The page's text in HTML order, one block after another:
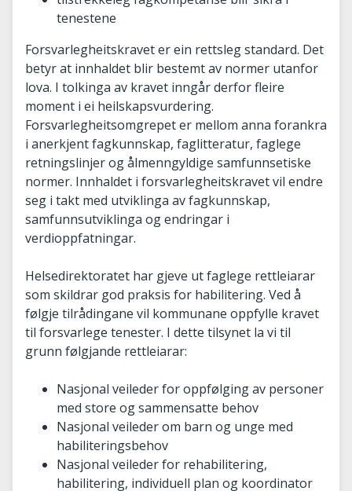
tenestene
Forsvarlegheitskravet er ein rettsleg standard. Det
betyr at innhaldet blir bestemt av normer utanfor
lova. I tolkinga av kravet inngår derfor fleire
moment i ei heilskapsvurdering.
Forsvarlegheitsomgrepet er mellom anna forankra
i anerkjent fagkunnskap, faglitteratur, faglege
retningslinjer og ålmenngyldige samfunnsetiske
normer. Innhaldet i forsvarlegheitskravet vil endre
seg i takt med utviklinga av fagkunnskap,
samfunnsutviklinga og endringar i
verdioppfatningar.
Helsedirektoratet har gjeve ut faglege rettleiarar
som skildrar god praksis for habilitering. Ved å
følgje tilrådingane vil kommunane oppfylle kravet
til forsvarlege tenester. I dette tilsynet la vi til
grunn følgjande rettleiarar:
Nasjonal veileder for oppfølging av personer
med store og sammensatte behov
Nasjonal veileder om barn og unge med
habiliteringsbehov
Nasjonal veileder for rehabilitering,
habilitering, individuell plan og koordinator